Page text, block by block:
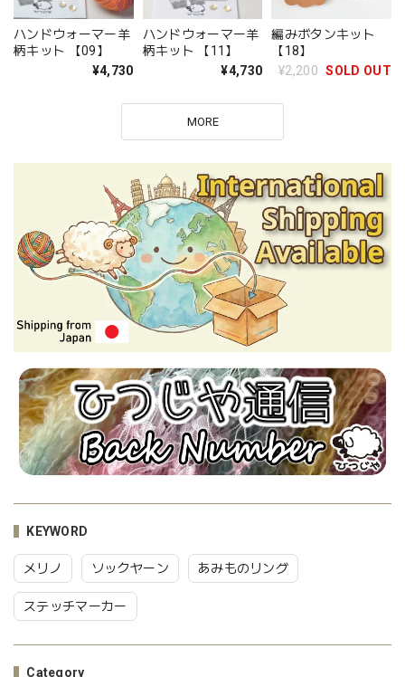
KEYWORD
メリノ ソックヤーン あみものリング
ステッチマーカー
Category
ハンドウォーマー羊
柄キット 【09】
¥4,730
ハンドウォーマー羊
柄キット 【11】
¥4,730
編みボタンキット
【18】
¥2,200 SOLD OUT
MORE